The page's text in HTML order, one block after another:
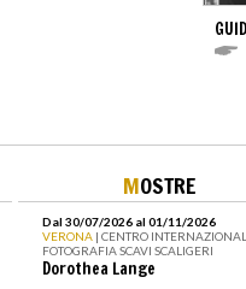
MOSTRE
Dal 30/07/2026 al 01/11/2026
VERONA | CENTRO
FOTOGRAFIA SCAVI SCALIGERI
Dorothea Lange